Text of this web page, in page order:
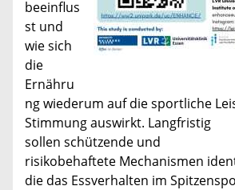
beeinflus
st und
wie sich
die
Ernähru
ng wiederum auf die sportliche
Stimmung auswirkt. Langfristig
sollen schützende und
risikobehaftete Mechanismen
die das Essverhalten im